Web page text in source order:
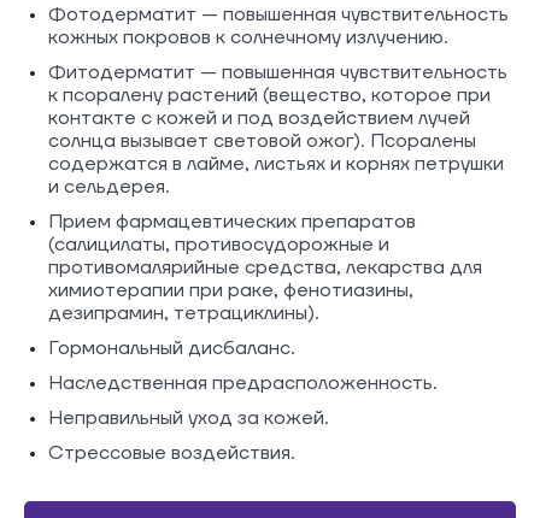
Фотодерматит — повышенная чувствительность
кожных покровов к солнечному излучению.
Фитодерматит — повышенная чувствительность
к псоралену растений (вещество, которое при
контакте с кожей и под воздействием лучей
солнца вызывает световой ожог). Псоралены
содержатся в лайме, листьях и корнях петрушки
и сельдерея.
Прием фармацевтических препаратов
(салицилаты, противосудорожные и
противомалярийные средства, лекарства для
химиотерапии при раке, фенотиазины,
дезипрамин, тетрациклины).
Гормональный дисбаланс.
Наследственная предрасположенность.
Неправильный уход за кожей.
Стрессовые воздействия.